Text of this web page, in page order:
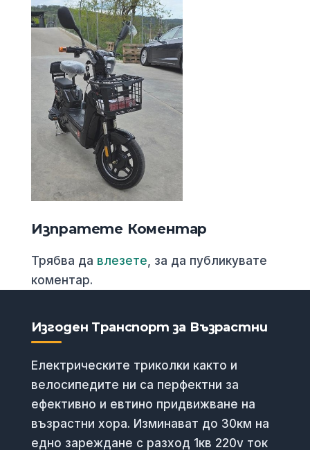
Изпратете Коментар
Трябва да влезете , за да публикувате
коментар.
Изгоден Транспорт за Възрастни
Електрическите триколки както и
велосипедите ни са перфектни за
ефективно и евтино придвижване на
възрастни хора. Изминават до 30км на
едно зареждане с разход 1кв 220v ток